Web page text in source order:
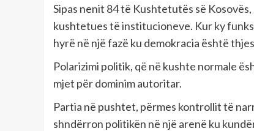
Sipas nenit 84 të Kushtetutës së
kushtetues të institucioneve. Kur ky
hyrë në një fazë ku demokracia është
Polarizimi politik, që në kushte normale
mjet për dominim autoritar.
Partia në pushtet, përmes kontrollit të
shndërron politikën në një arenë ku